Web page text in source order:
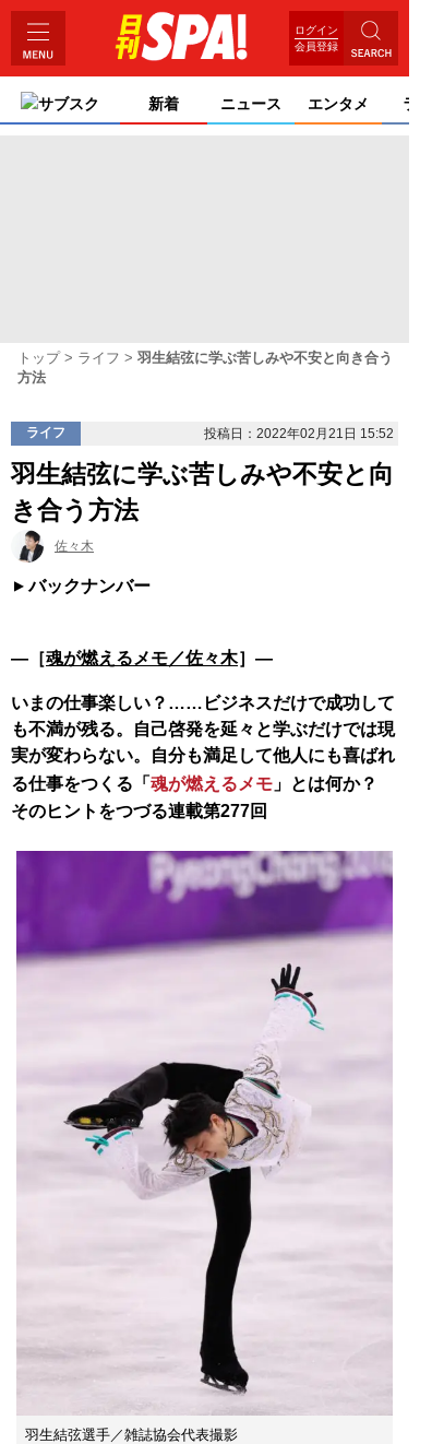
ログイン
会員登録
サブスク 新着 ニュース エンタメ ライ
トップ ライフ
羽生結弦に学ぶ苦しみや不安と向き合う
方法
ライフ 投稿日：2022年02月21日 15:52
羽生結弦に学ぶ苦しみや不安と向
き合う方法
佐々木
バックナンバー
―［魂が燃えるメモ／佐々木］―
いまの仕事楽しい？……ビジネスだけで成功して
も不満が残る。自己啓発を延々と学ぶだけでは現
実が変わらない。自分も満足して他人にも喜ばれ
る仕事をつくる「 魂が燃えるメモ 」とは何か？
そのヒントをつづる連載第277回
羽生結弦選手／雑誌協会代表撮影